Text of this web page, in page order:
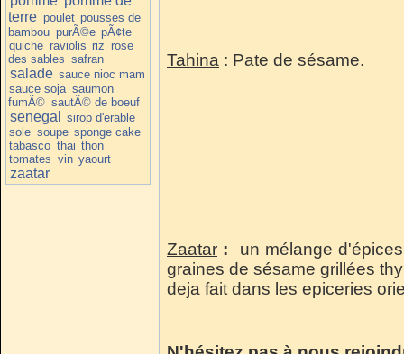
terre poulet pousses de
bambou purÃ©e pÃ¢te
quiche raviolis riz rose
des sables safran
salade sauce nioc mam
sauce soja saumon
fumÃ© sautÃ© de boeuf
senegal
sirop d'erable
sole soupe sponge cake
tabasco thai thon
tomates vin yaourt
zaatar
Tahina : Pate de sésame.
Zaatar : un mélange
graines de sésame grillées
deja fait dans les epiceries